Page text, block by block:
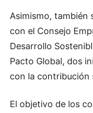
Asimismo, también
con el Consejo
Desarrollo
Pacto Global, dos
con la contribución
El objetivo de los